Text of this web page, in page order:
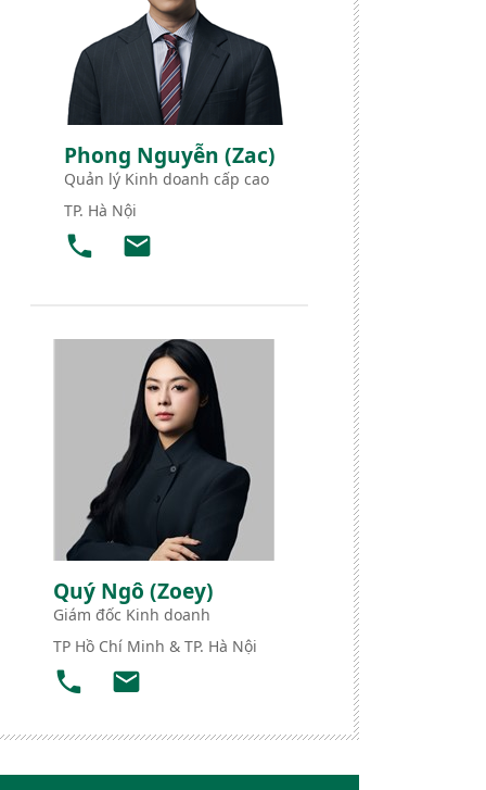
Phong Nguyễn (Zac)
Quản lý Kinh doanh cấp cao
TP. Hà Nội
Quý Ngô (Zoey)
Giám đốc Kinh doanh
TP Hồ Chí Minh & TP. Hà Nội